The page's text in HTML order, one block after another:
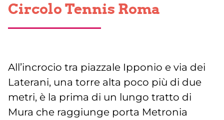
Circolo Tennis Roma
All’incrocio tra piazzale Ipponio e via dei
Laterani, una torre alta poco più di due
metri, è la prima di un lungo tratto di
Mura che raggiunge porta Metronia